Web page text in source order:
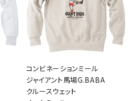
コンビネーションミール
ジャイアント馬場G.BABA
クルースウェット